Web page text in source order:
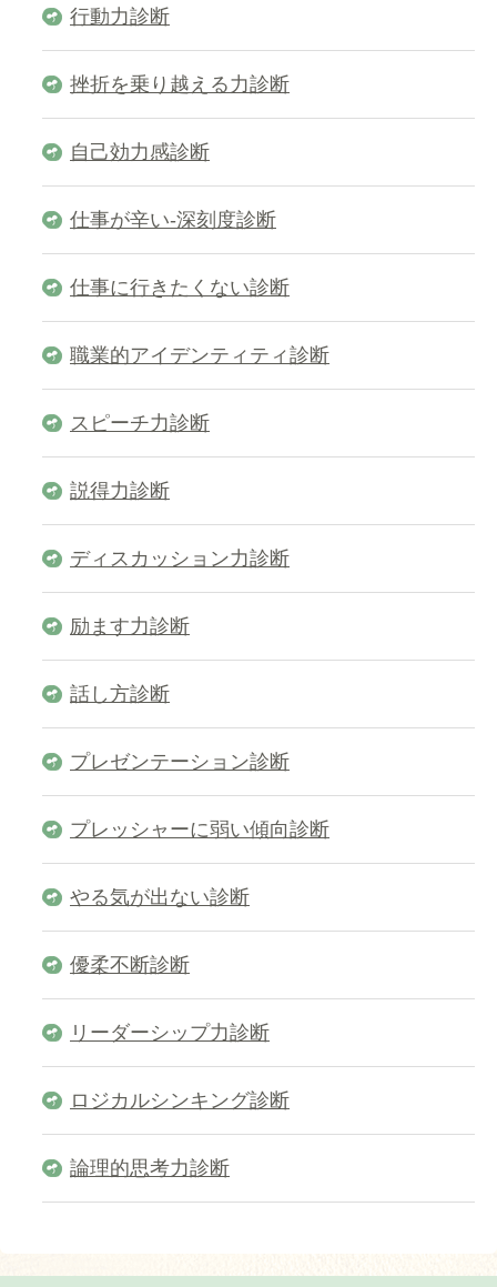
行動力診断
挫折を乗り越える力診断
自己効力感診断
仕事が辛い-深刻度診断
仕事に行きたくない診断
職業的アイデンティティ診断
スピーチ力診断
説得力診断
ディスカッション力診断
励ます力診断
話し方診断
プレゼンテーション診断
プレッシャーに弱い傾向診断
やる気が出ない診断
優柔不断診断
リーダーシップ力診断
ロジカルシンキング診断
論理的思考力診断